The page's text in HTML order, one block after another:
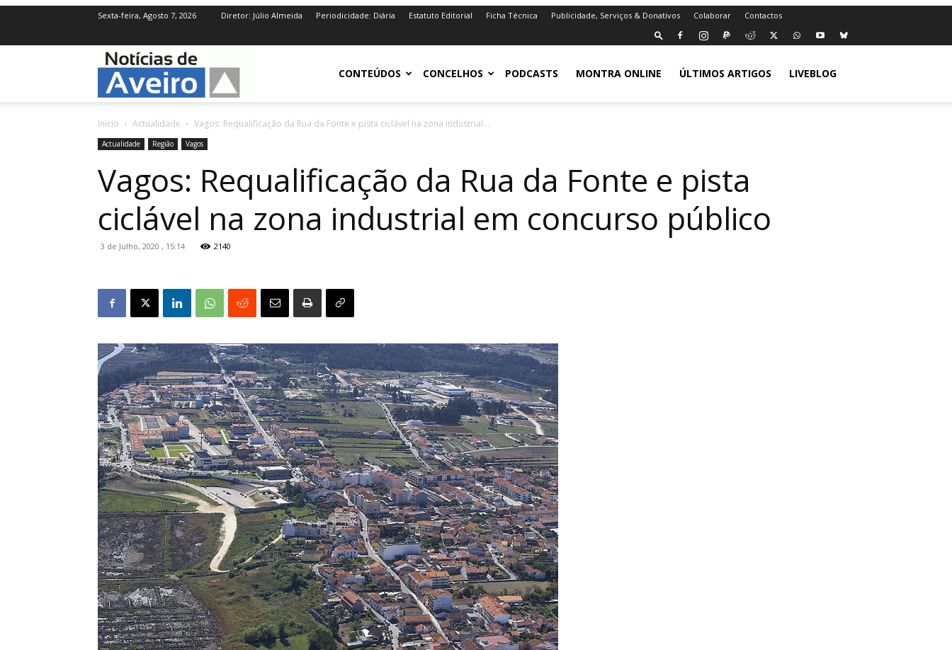
Sexta-feira, Agosto 7, 2026 Diretor: Júlio Almeida Periodicidade: Diária Estatuto Editorial Ficha Técnica Publicidade, Serviços & Donativos Colaborar Contactos
NotíciasdeAveiro.ptCONTEÚDOS CONCELHOS PODCASTS MONTRA ONLINE ÚLTIMOS ARTIGOS LIVEBLOG
Início Actualidade Vagos: Requalificação da Rua da Fonte e pista ciclável na zona industrial...
Actualidade Região Vagos
Vagos: Requalificação da Rua da Fonte e pista
ciclável na zona industrial em concurso público
3 de Julho, 2020 , 15:14 2140